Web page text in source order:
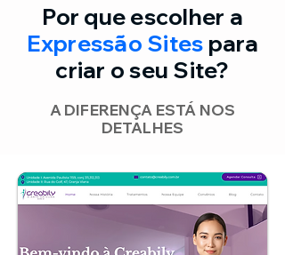
Por que escolher a
Expressão Sites para
criar o seu Site?
A DIFERENÇA ESTÁ NOS
DETALHES